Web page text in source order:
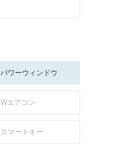
パワーウィンドウ
Wエアコン
スマートキー